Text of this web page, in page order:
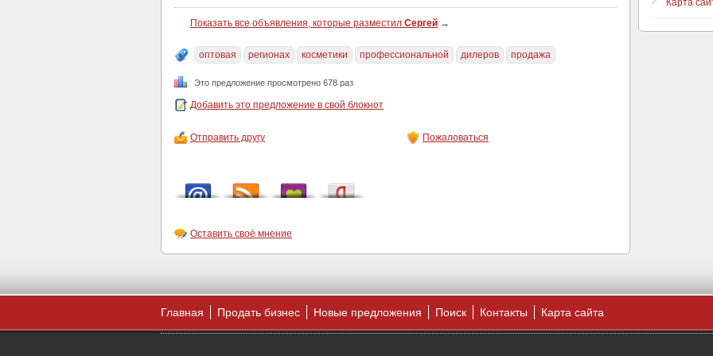
Показать все объявления, которые разместил Сергей →
оптовая регионах косметики профессиональной дилеров продажа
Это предложение просмотрено 678 раз
Добавить это предложение в свой блокнот
Отправить другу Пожаловаться
Оставить своё мнение
Карта
Главная Продать бизнес Новые предложения Поиск Контакты Карта сайта